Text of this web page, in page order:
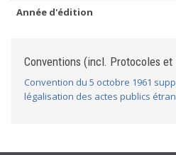
Année d'édition
Conventions (incl. Protocoles et
Convention du 5 octobre 1961
légalisation des actes publics